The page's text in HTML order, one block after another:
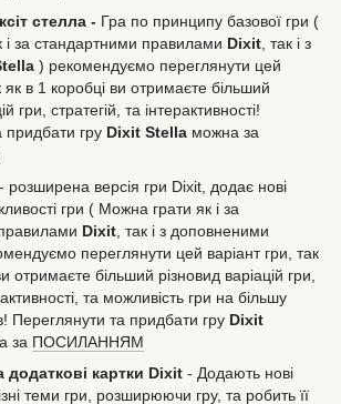
стелла - Гра по принципу базової гри (
за стандартними правилами Dixit, так і з
) рекомендуємо переглянути цей
як в 1 коробці ви отримаєте більший
гри, стратегій, та інтерактивності!
придбати гру Dixit Stella можна за
- розширена версія гри Dixit, додає нові
гри ( Можна грати як і за
Dixit , так і з доповненими
переглянути цей варіант гри, так
отримаєте більший різновид варіацій гри,
та можливість гри на більшу
Переглянути та придбати гру Dixit
за ПОСИЛАННЯМ
додаткові картки Dixit - Додають нові
теми гри, розширюючи гру, та робить її